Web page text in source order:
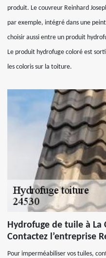
produit. Le couvreur Reinhard
par exemple, intégré dans une
choisir aussi entre un produit
Le produit hydrofuge coloré est
les coloris sur la toiture.
Hydrofuge de tuile à La
Contactez l’entreprise
Pour imperméabiliser vos tuiles,